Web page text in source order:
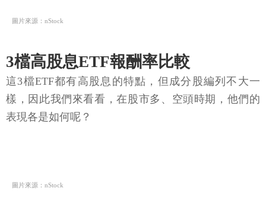
圖片來源：nStock
3檔高股息ETF報酬率比較
這3檔ETF都有高股息的特點，但成分股編列不大一
樣，因此我們來看看，在股市多、空頭時期，他們的
表現各是如何呢？
圖片來源：nStock